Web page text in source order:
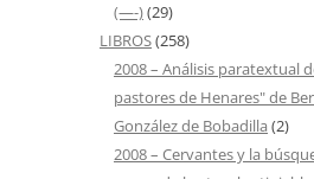
(—-)(29)
LIBROS(258)
2008 – Análisis paratextual
pastores de Henares" de
González de Bobadilla (2)
2008 – Cervantes y la